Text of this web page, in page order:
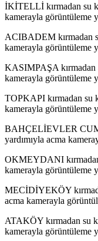
İKİTELLİ kırmadan su
kamerayla görüntüleme
ACIBADEM kırmadan
kamerayla görüntüleme
KASIMPAŞA kırmadan
kamerayla görüntüleme
TOPKAPI kırmadan su
kamerayla görüntüleme
BAHÇELİEVLER
yardımıyla acma
OKMEYDANI kırmadan
kamerayla görüntüleme
MECİDİYEKÖY
acma kamerayla
ATAKÖY kırmadan su
kamerayla görüntüleme